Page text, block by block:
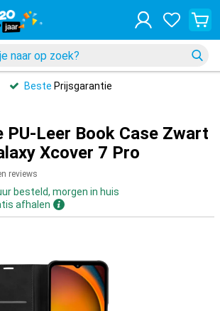
Beste Prijsgarantie
PU-Leer Book Case Zwart
Xcover 7 Pro
reviews
besteld, morgen in huis
afhalen